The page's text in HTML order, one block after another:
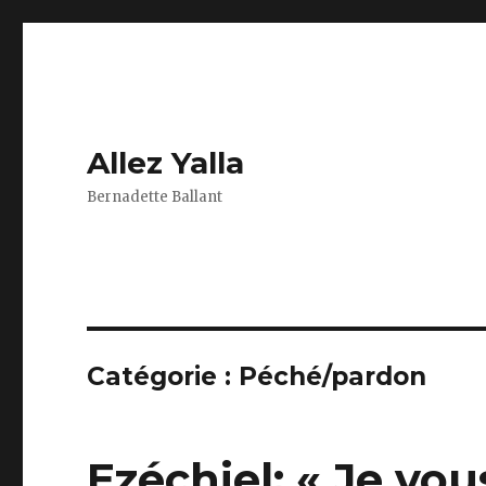
Allez Yalla
Bernadette Ballant
Catégorie : Péché/pardon